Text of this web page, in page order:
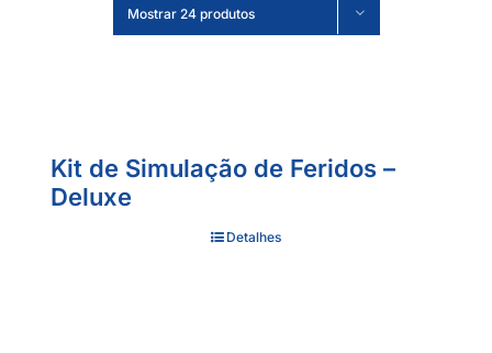
Mostrar 24 produtos
Kit de Simulação de Feridos –
Deluxe
Detalhes